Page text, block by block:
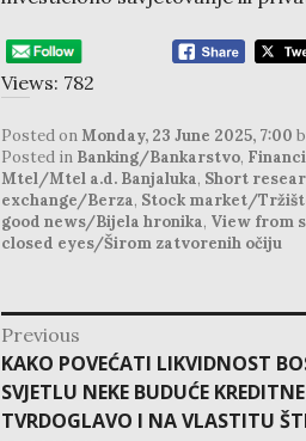
Views: 782
Posted on Monday, 23 June 2025, 7:00
Posted in Banking/Bankarstvo,
Mtel/Mtel a.d. Banjaluka, Short
exchange/Berza, Stock market/
good news/Bijela hronika, View from
closed eyes/Širom zatvorenih očiju
post
navigation
Previous
Previous
post:
KAKO POVEĆATI LIKVIDNOST
SVJETLU NEKE BUDUĆE
TVRDOGLAVO I NA VLASTITU